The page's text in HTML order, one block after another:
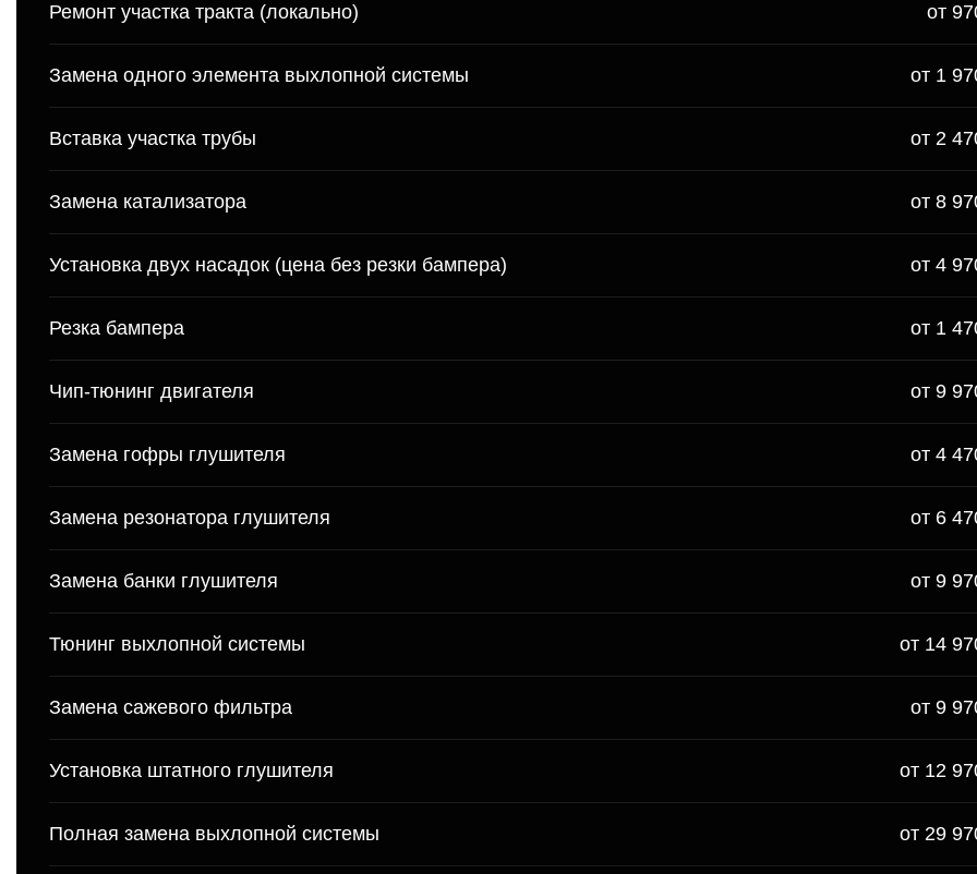
Ремонт участка тракта (локально) от
Замена одного элемента выхлопной системы от 1
Вставка участка трубы от 2
Замена катализатора от 8
Установка двух насадок (цена без резки бампера) от 4
Резка бампера от 1
Чип-тюнинг двигателя от 9
Замена гофры глушителя от 4
Замена резонатора глушителя от 6
Замена банки глушителя от 9
Тюнинг выхлопной системы от 14
Замена сажевого фильтра от 9
Установка штатного глушителя от 12
Полная замена выхлопной системы от 29